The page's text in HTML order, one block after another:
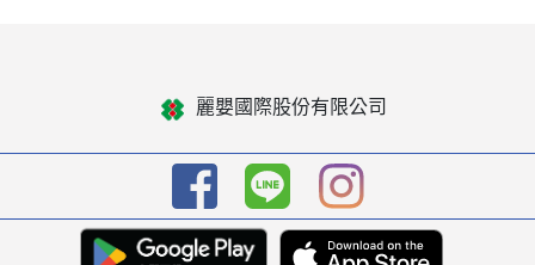
麗嬰國際股份有限公司